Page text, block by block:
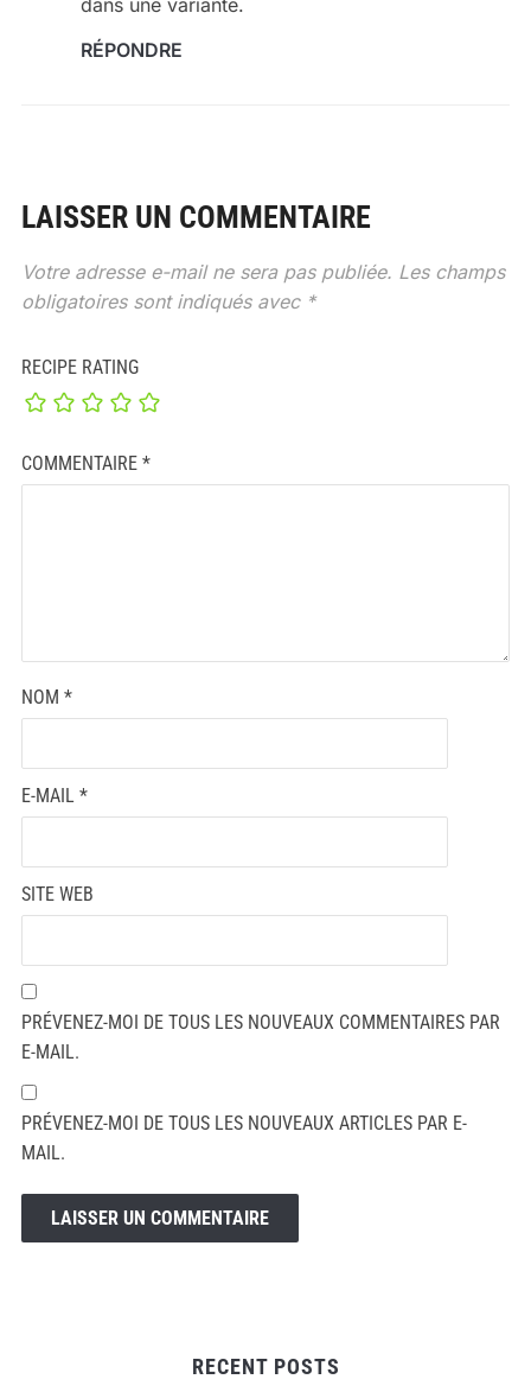
RÉPONDRE
LAISSER UN COMMENTAIRE
Votre adresse e-mail ne sera pas publiée. Les champs
obligatoires sont indiqués avec *
RECIPE RATING
COMMENTAIRE *
NOM *
E-MAIL *
SITE WEB
PRÉVENEZ-MOI DE TOUS LES NOUVEAUX COMMENTAIRES PAR
E-MAIL.
PRÉVENEZ-MOI DE TOUS LES NOUVEAUX ARTICLES PAR E-
MAIL.
RECENT POSTS